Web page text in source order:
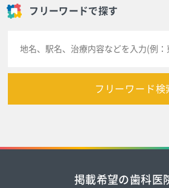
フリーワードで探す
フリーワード検
掲載希望の歯科医